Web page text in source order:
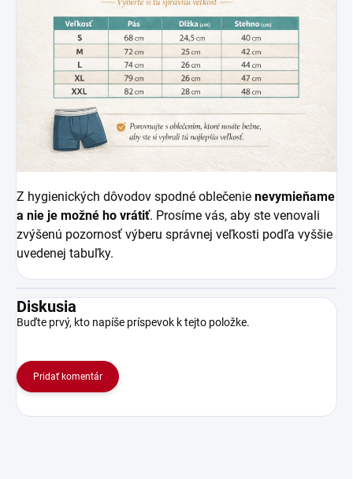
Z hygienických dôvodov spodné oblečenie nevymieňame
a nie je možné ho vrátiť. Prosíme vás, aby ste venovali
zvýšenú pozornosť výberu správnej veľkosti podľa vyššie
uvedenej tabuľky.
Diskusia
Buďte prvý, kto napíše príspevok k tejto položke.
Pridať komentár